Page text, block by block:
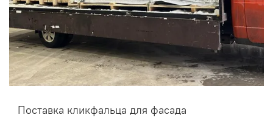
Поставка кликфальца для фасада